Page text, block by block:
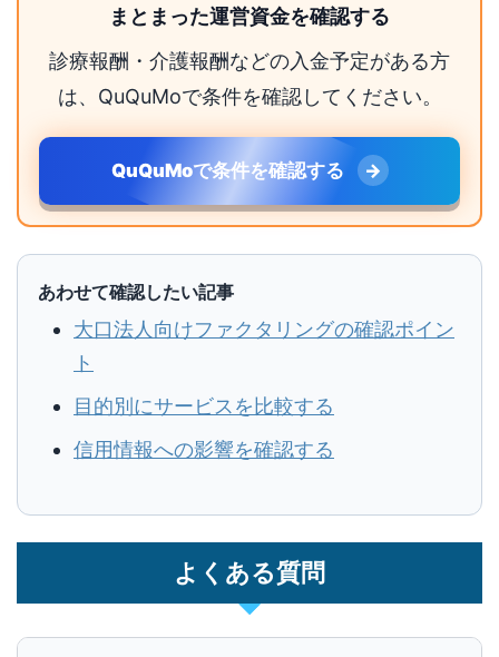
まとまった運営資金を確認する
診療報酬・介護報酬などの入金予定がある方
は、QuQuMoで条件を確認してください。
QuQuMoで条件を確認する
あわせて確認したい記事
大口法人向けファクタリングの確認ポイン
ト
目的別にサービスを比較する
信用情報への影響を確認する
よくある質問